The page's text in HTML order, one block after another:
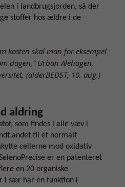
i landbrugsjorden, så der
stoffer hos ældre i de
kosten skal man for eksempel
dagen,” Urban Alehagen,
(alderBEDST, 10. aug.)
aldring
som findes i alle væv i
andet til et normalt
cellerne mod oxidativ
er en patenteret
en 20 organiske
i sær har en funktion i